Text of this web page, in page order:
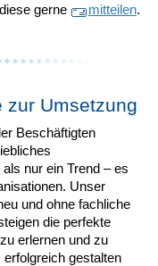
gerne
mitteilen.
zur Umsetzung
Beschäftigten
nur ein Trend – es
Unser
und ohne fachliche
die perfekte
erlernen und zu
gestalten